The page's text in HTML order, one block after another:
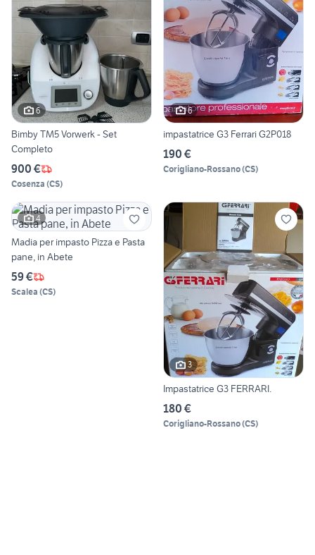
6
Bimby TM5 Vorwerk - Set
Completo
900 €
Cosenza (CS)
6
impastatrice G3 Ferrari G2P018
190 €
Corigliano-Rossano(CS)
4
Madia per impasto Pizza e Pasta
pane, in Abete
59 €
Scalea (CS)
3
Impastatrice G3 FERRARI.
180 €
Corigliano-Rossano(CS)